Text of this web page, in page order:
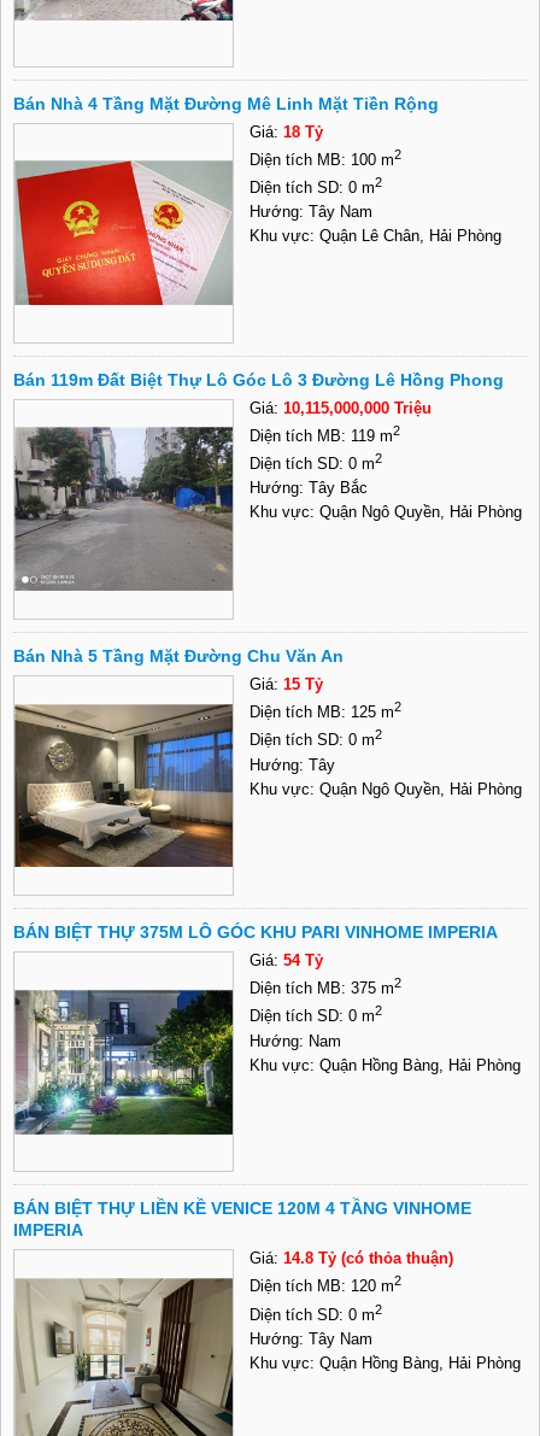
Bán Nhà 4 Tầng Mặt Đường Mê Linh Mặt Tiền Rộng
Giá: 18 Tỷ
Diện tích MB: 100 m2
Diện tích SD: 0 m2
Hướng: Tây Nam
Khu vực: Quận Lê Chân, Hải Phòng
Bán 119m Đất Biệt Thự Lô Góc Lô 3 Đường Lê Hồng Phong
Giá: 10,115,000,000 Triệu
Diện tích MB: 119 m2
Diện tích SD: 0 m2
Hướng: Tây Bắc
Khu vực: Quận Ngô Quyền, Hải Phòng
Bán Nhà 5 Tầng Mặt Đường Chu Văn An
Giá: 15 Tỷ
Diện tích MB: 125 m2
Diện tích SD: 0 m2
Hướng: Tây
Khu vực: Quận Ngô Quyền, Hải Phòng
BÁN BIỆT THỰ 375M LÔ GÓC KHU PARI VINHOME IMPERIA
Giá: 54 Tỷ
Diện tích MB: 375 m2
Diện tích SD: 0 m2
Hướng: Nam
Khu vực: Quận Hồng Bàng, Hải Phòng
BÁN BIỆT THỰ LIỀN KỀ VENICE 120M 4 TẦNG VINHOME
IMPERIA
Giá: 14.8 Tỷ (có thỏa thuận)
Diện tích MB: 120 m2
Diện tích SD: 0 m2
Hướng: Tây Nam
Khu vực: Quận Hồng Bàng, Hải Phòng